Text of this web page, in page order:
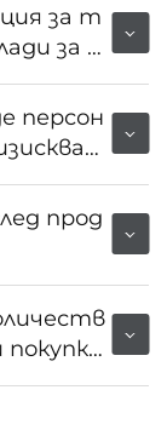
за т
за н
персон
прод
покупк